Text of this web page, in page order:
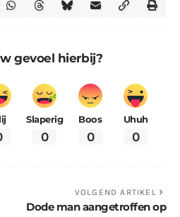
gevoel hierbij?
Slaperig
0
Boos
0
Uhuh
0
VOLGEND ARTIKEL
Dode man aangetroffen op